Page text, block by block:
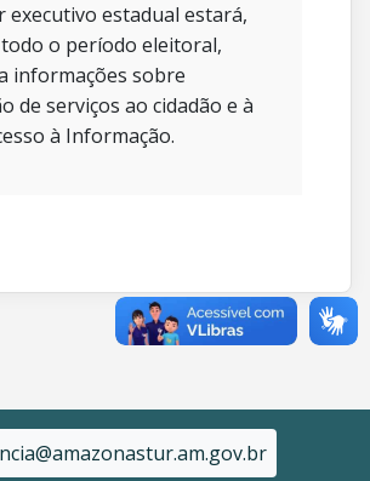
executivo estadual estará,
o período eleitoral,
informações sobre
de serviços ao cidadão e à
à Informação.